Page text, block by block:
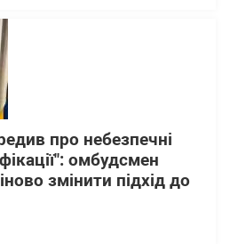
про небезпечні
омбудсмен
змінити підхід до